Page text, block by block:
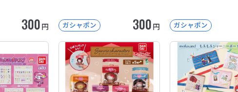
300円 ガシャポン 300円 ガシャポン